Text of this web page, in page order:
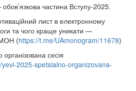
частина Вступу-2025.
лист в електронному
та чого краще уникати —
МОН (https://t.me/UAmonogram/11678)
сесія
2025-spetsialno-organizovana-